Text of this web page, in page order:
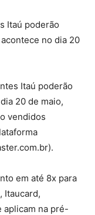
Itaú poderão
no dia 20
Itaú poderão
20 de maio,
vendidos
em até 8x para
Itaucard,
aplicam na pré-